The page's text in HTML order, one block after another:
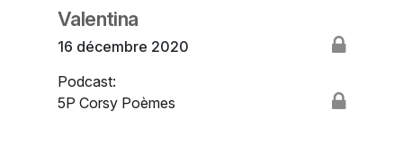
Valentina
16 décembre 2020
Podcast:
5P Corsy Poèmes